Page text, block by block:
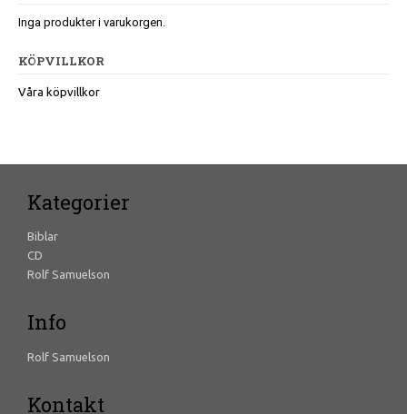
Inga produkter i varukorgen.
KÖPVILLKOR
Våra köpvillkor
Kategorier
Biblar
CD
Rolf Samuelson
Info
Rolf Samuelson
Kontakt